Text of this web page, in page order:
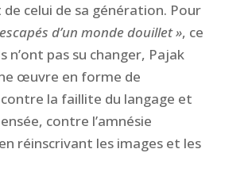
celui de sa génération. Pour
d’un monde douillet », ce
n’ont pas su changer, Pajak
œuvre en forme de
la faillite du langage et
contre l’amnésie
réinscrivant les images et les